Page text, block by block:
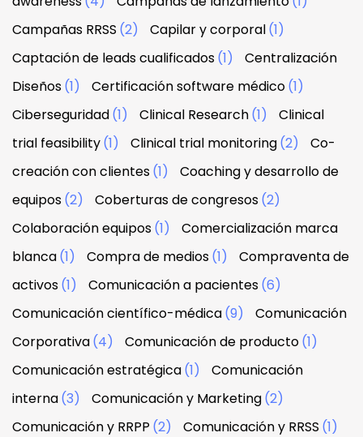
Campañas RRSS (2) Capilar y corporal(1)
Captación de leads cualificados(1)
Centralización
Diseños(1) Certificación software médico(1)
Ciberseguridad(1) Clinical Research(1)
Clinical
trial feasibility(1) Clinical trial monitoring(2)
Co-
creación con clientes(1)
Coaching y desarrollo de
equipos(2) Coberturas de congresos(2)
Colaboración equipos(1)
Comercialización marca
blanca(1) Compra de medios(1)
Compraventa de
activos(1) Comunicación a pacientes(6)
Comunicación científico-médica(9)
Comunicación
Corporativa(4) Comunicación de producto(1)
Comunicación estratégica(1)
Comunicación
interna(3) Comunicación y Marketing(2)
Comunicación y RRPP (2) Comunicación y RRSS (1)